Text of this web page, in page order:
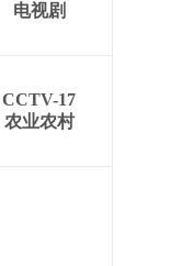
电视剧
CCTV-17
农业农村